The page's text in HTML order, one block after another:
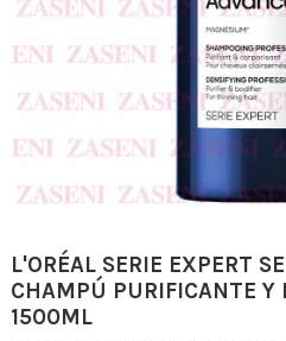
L'ORÉAL SERIE EXPERT
CHAMPÚ PURIFICANTE Y
1500ML